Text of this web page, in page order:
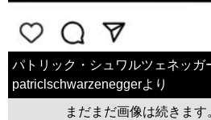
パトリック・シュワルツェネッガ
patriclschwarzeneggerより
まだまだ画像は続きます